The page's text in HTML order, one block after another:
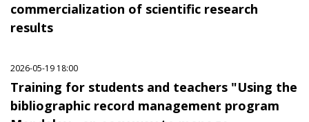
commercialization of scientific research
results
2026-05-19 18:00
Training for students and teachers "Using the
bibliographic record management program